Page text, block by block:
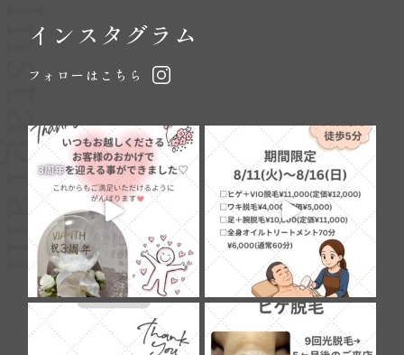
インスタグラム
フォローはこちら